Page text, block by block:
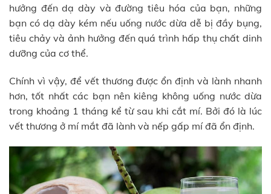
hưởng đến dạ dày và đường tiêu hóa của bạn, những
bạn có dạ dày kém nếu uống nước dừa dễ bị đầy bụng,
tiêu chảy và ảnh hưởng đến quá trình hấp thụ chất dinh
dưỡng của cơ thể.
Chính vì vậy, để vết thương được ổn định và lành nhanh
hơn, tốt nhất các bạn nên kiêng không uống nước dừa
trong khoảng 1 tháng kể từ sau khi cắt mí. Bởi đó là lúc
vết thương ở mí mắt đã lành và nếp gấp mí đã ổn định.